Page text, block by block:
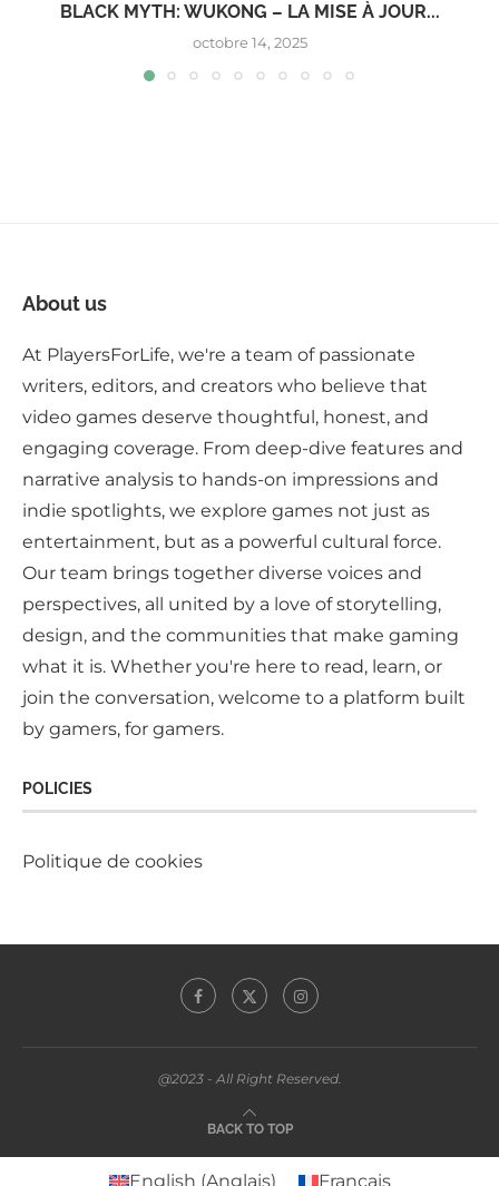
BLACK MYTH: WUKONG – LA MISE À JOUR...
octobre 14, 2025
About us
At PlayersForLife, we're a team of passionate
writers, editors, and creators who believe that
video games deserve thoughtful, honest, and
engaging coverage. From deep-dive features and
narrative analysis to hands-on impressions and
indie spotlights, we explore games not just as
entertainment, but as a powerful cultural force.
Our team brings together diverse voices and
perspectives, all united by a love of storytelling,
design, and the communities that make gaming
what it is. Whether you're here to read, learn, or
join the conversation, welcome to a platform built
by gamers, for gamers.
POLICIES
Politique de cookies
@2023 - All Right Reserved.
BACK TO TOP
English (Anglais) Français